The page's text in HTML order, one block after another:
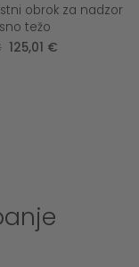
obrok za nadzor
težo
Original
price
125,01 €Current